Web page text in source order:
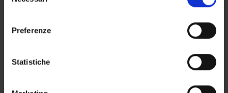
momento dalla Dichiarazione sui cookie o facendo clic
raccogliere informazioni sulla tua posizione
geografica, con un'approssimazione di qualche
Preferenze
Statistiche
Plant Sciences
ACTIVITIES